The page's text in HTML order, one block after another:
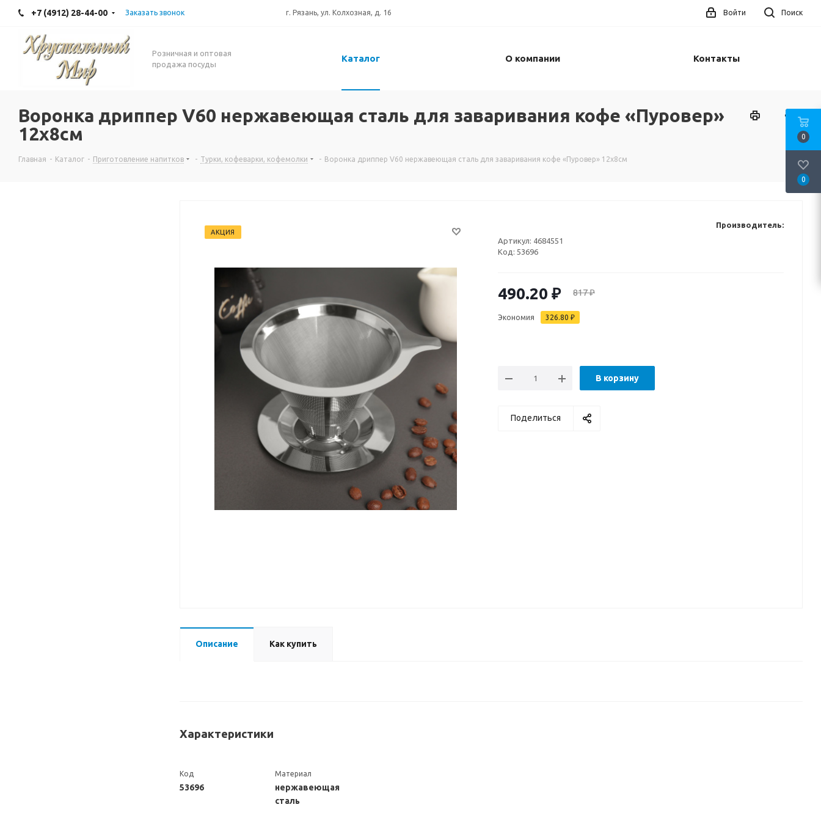
+7 (4912) 28-44-00 Заказать звонок г. Рязань, ул. Колхозная, д. 16 Поиск
Войти
Розничная и оптовая
продажа посуды
Каталог О компании Контакты
Воронка дриппер V60 нержавеющая сталь для заваривания кофе «Пуровер»
12х8см
Главная - Каталог - Приготовление напитков - Турки, кофеварки, кофемолки - Воронка дриппер V60 нержавеющая сталь для заваривания кофе «Пуровер» 12х8см
АКЦИЯ
Производитель:
Артикул: 4684551
Код: 53696
490.20 ₽ 817₽
Экономия 326.80 ₽
В корзину
Поделиться
Описание Как купить
Характеристики
Код
53696
Материал
нержавеющая
сталь
0
0